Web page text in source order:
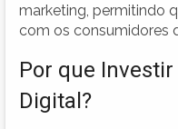
marketing, permitindo
com os consumidores
Por que
Digital?